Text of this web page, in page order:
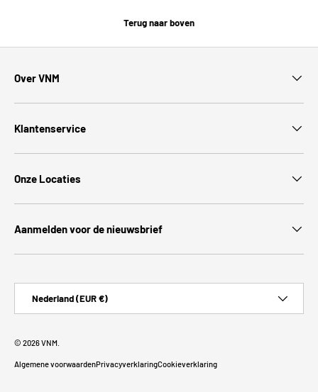
Terug naar boven
Over VNM
Klantenservice
Onze Locaties
Aanmelden voor de nieuwsbrief
Nederland (EUR €)
© 2026VNM
Algemene voorwaardenPrivacyverklaringCookieverklaring